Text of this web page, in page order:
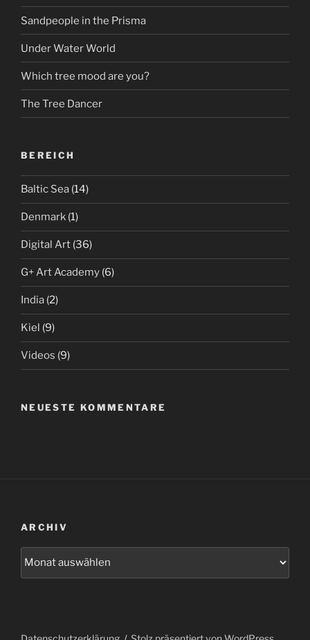
Sandpeople in the Prisma
Under Water World
Which tree mood are you?
The Tree Dancer
BEREICH
Baltic Sea (14)
Denmark (1)
Digital Art (36)
G+ Art Academy (6)
India (2)
Kiel (9)
Videos (9)
NEUESTE KOMMENTARE
ARCHIV